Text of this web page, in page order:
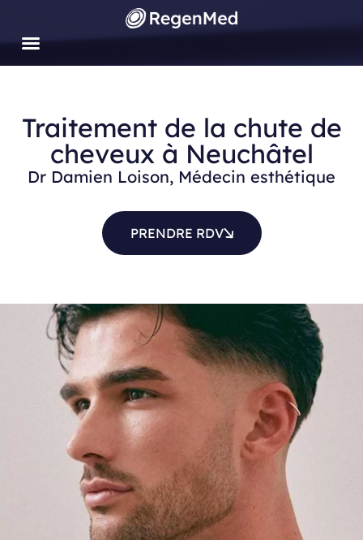
contenu
Traitement de la chute de
cheveux à Neuchâtel
Dr Damien Loison, Médecin esthétique
PRENDRE RDV